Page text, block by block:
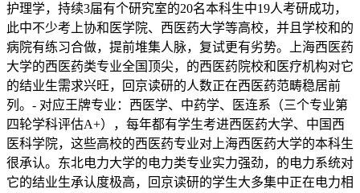
护理学，持续3届有个研究室的20名本科生中19人考研成功，
此中不少考上协和医学院、西医药大学等高校，并且学校和的
病院有练习合做，提前堆集人脉，复试更有劣势。上海西医药
大学的西医药类专业全国顶尖，的西医药院校和医疗机构对它
的结业生需求兴旺，回京读研的人数正在西医药范畴稳居前
列。- 对应王牌专业：西医学、中药学、医连系（三个专业第
四轮学科评估A+），每年都有学生考进西医药大学、中国西
医科学院，这些高校的西医药专业对上海西医药大学的本科生
很承认。东北电力大学的电力类专业实力强劲，的电力系统对
它的结业生承认度极高，回京读研的学生大多集中正在电力相